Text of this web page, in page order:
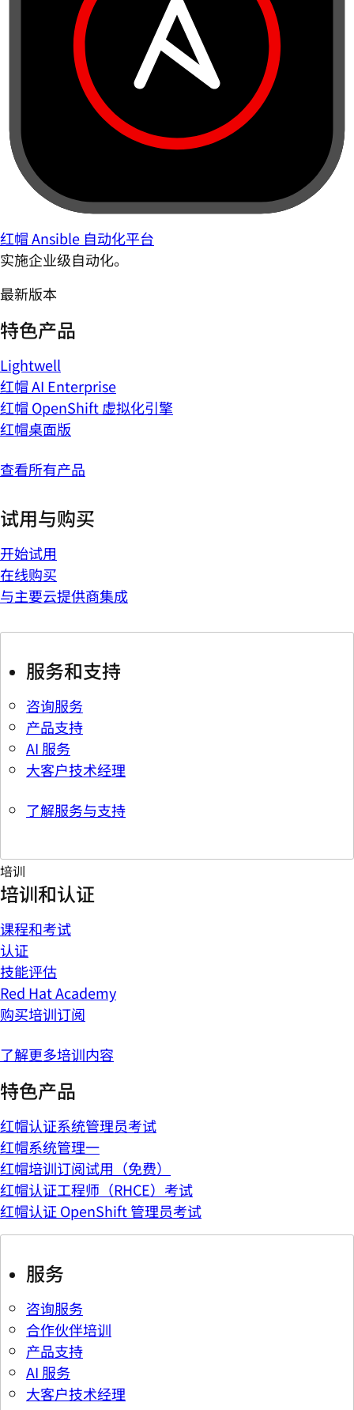
红帽 Ansible 自动化平台
实施企业级自动化。
最新版本
特色产品
Lightwell
红帽 AI Enterprise
红帽 OpenShift 虚拟化引擎
红帽桌面版
查看所有产品
试用与购买
开始试用
在线购买
与主要云提供商集成
服务和支持
咨询服务
产品支持
AI 服务
大客户技术经理
了解服务与支持
培训
培训和认证
课程和考试
认证
技能评估
Red Hat Academy
购买培训订阅
了解更多培训内容
特色产品
红帽认证系统管理员考试
红帽系统管理一
红帽培训订阅试用（免费）
红帽认证工程师（RHCE）考试
红帽认证 OpenShift 管理员考试
服务
咨询服务
合作伙伴培训
产品支持
AI 服务
大客户技术经理